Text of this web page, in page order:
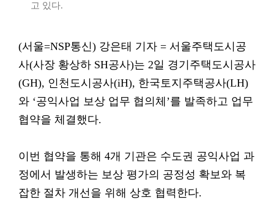
고 있다.
(서울=NSP통신) 강은태 기자 = 서울주택도시공
사(사장 황상하 SH공사)는 2일 경기주택도시공사
(GH), 인천도시공사(iH), 한국토지주택공사(LH)
와 ‘공익사업 보상 업무 협의체’를 발족하고 업무
협약을 체결했다.
이번 협약을 통해 4개 기관은 수도권 공익사업 과
정에서 발생하는 보상 평가의 공정성 확보와 복
잡한 절차 개선을 위해 상호 협력한다.